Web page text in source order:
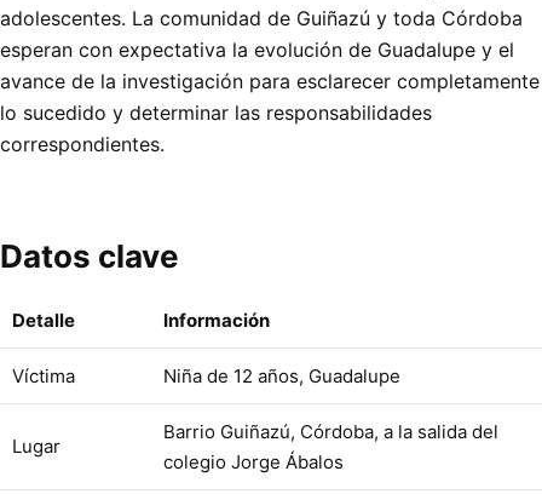
adolescentes. La comunidad de Guiñazú y toda Córdoba
esperan con expectativa la evolución de Guadalupe y el
avance de la investigación para esclarecer completamente
lo sucedido y determinar las responsabilidades
correspondientes.
Datos clave
Detalle Información
Víctima Niña de 12 años, Guadalupe
Lugar
Barrio Guiñazú, Córdoba, a la salida del
colegio Jorge Ábalos